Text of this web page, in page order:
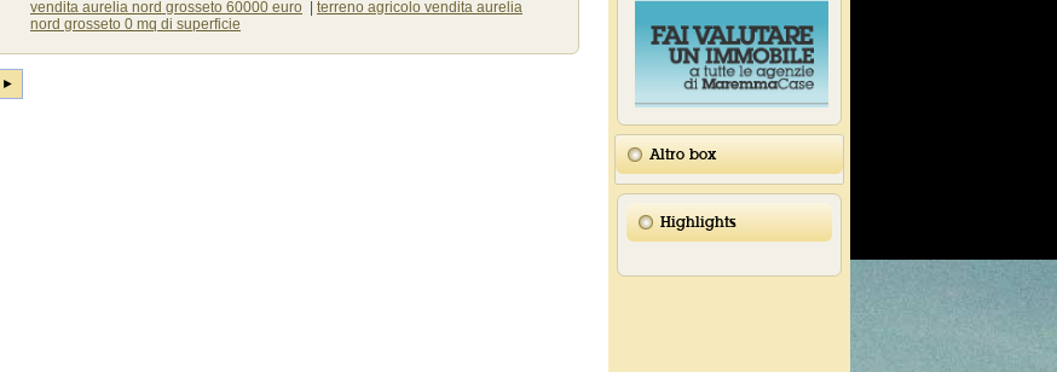
vendita aurelia nord grosseto 60000 euro
terreno agricolo vendita aurelia
nord grosseto 0 mq di superficie
►
Altro box
Highlights